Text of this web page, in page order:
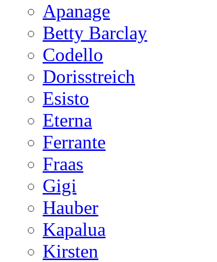
Apanage
Betty Barclay
Codello
Dorisstreich
Esisto
Eterna
Ferrante
Fraas
Gigi
Hauber
Kapalua
Kirsten